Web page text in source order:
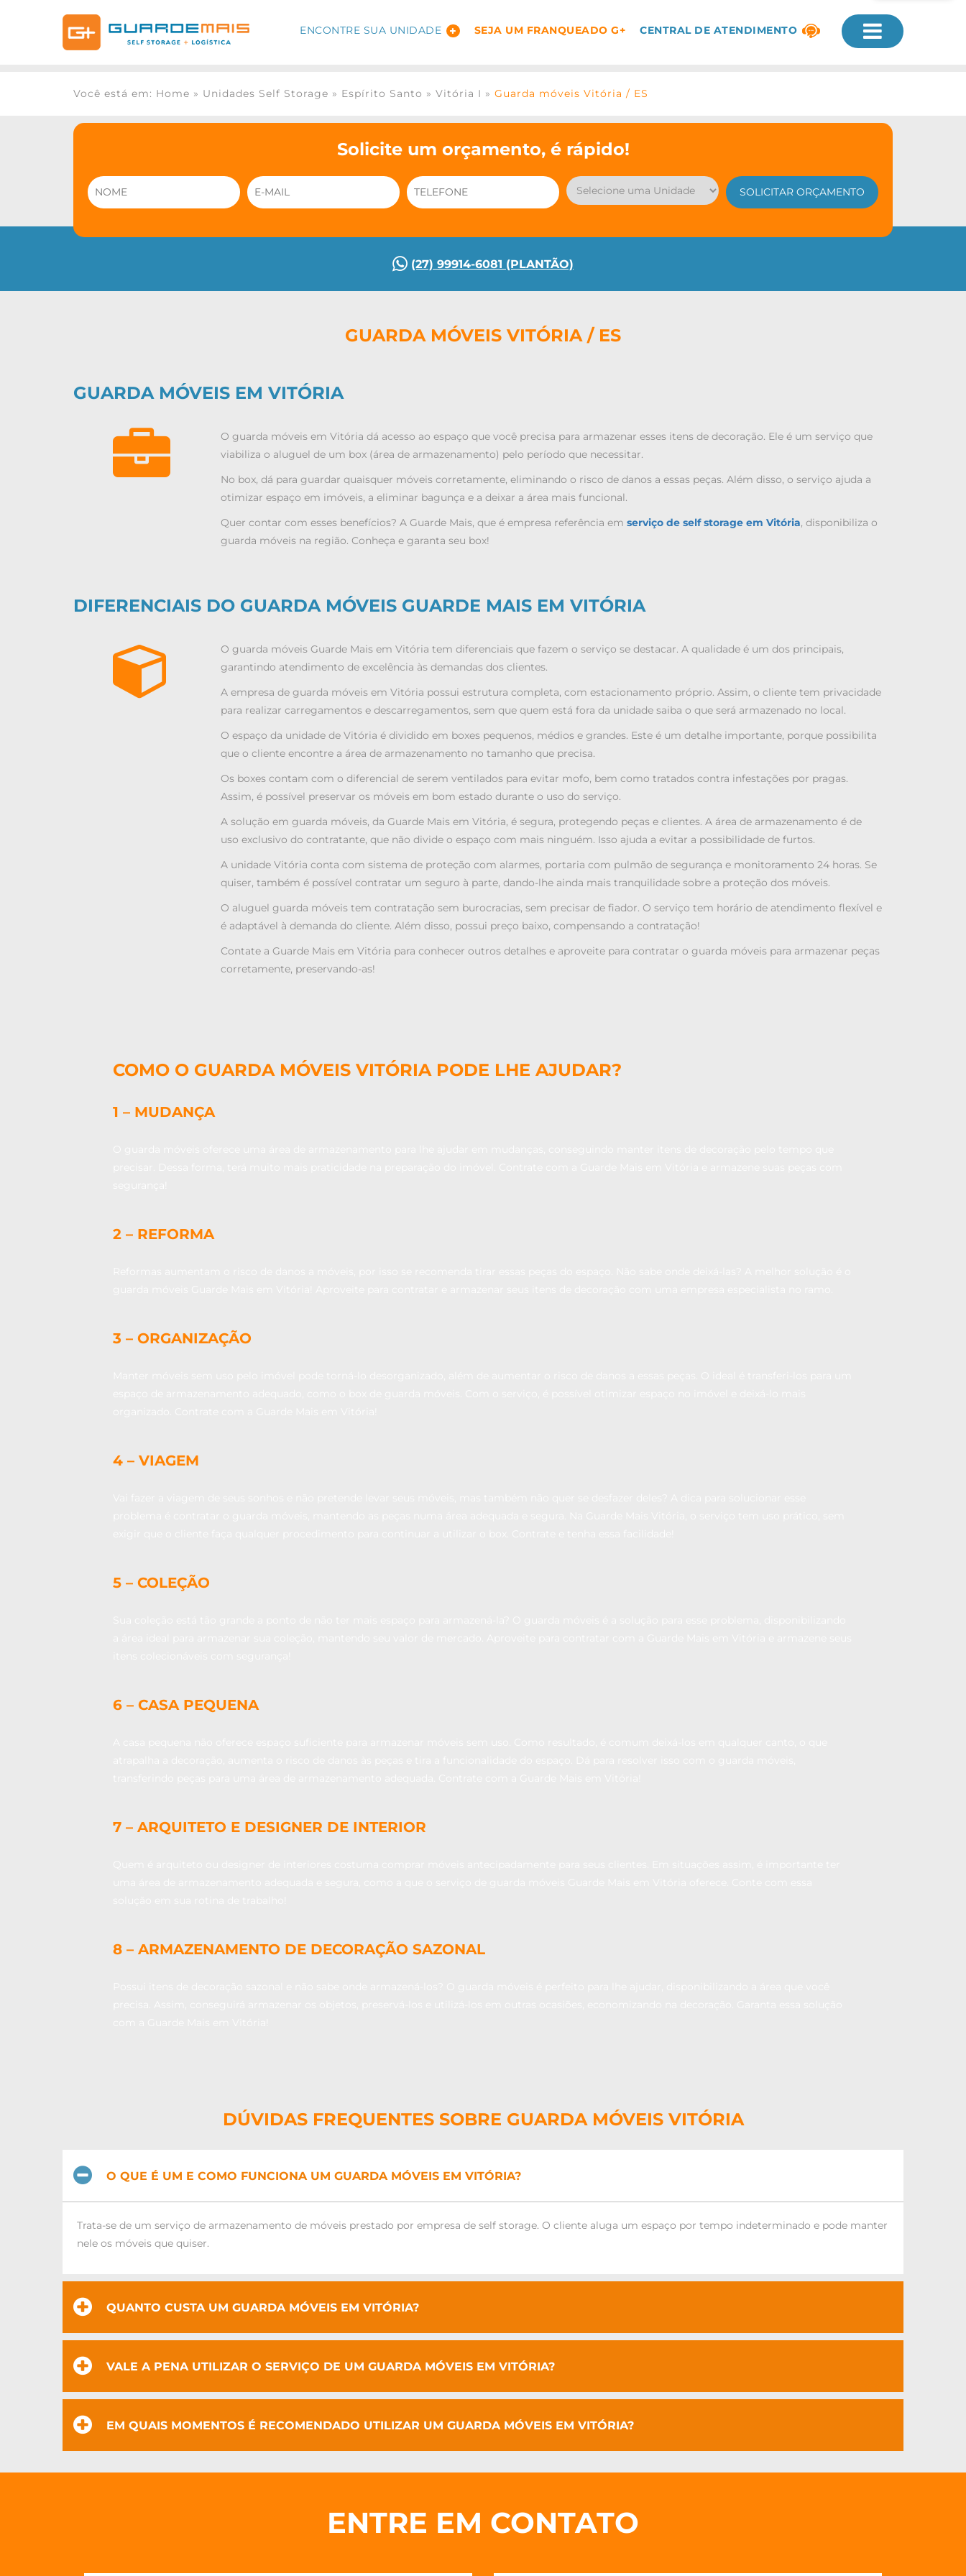
ENCONTRE SUA UNIDADE SEJA UM FRANQUEADO G+ CENTRAL DE ATENDIMENTO
Você está em: Home » Unidades Self Storage » Espírito Santo » Vitória I » Guarda móveis Vitória / ES
Solicite um orçamento, é rápido!
(27) 99914-6081 (PLANTÃO)
GUARDA MÓVEIS VITÓRIA / ES
GUARDA MÓVEIS EM VITÓRIA
O guarda móveis em Vitória dá acesso ao espaço que você precisa para armazenar esses itens de decoração. Ele é um serviço que
viabiliza o aluguel de um box (área de armazenamento) pelo período que necessitar.
No box, dá para guardar quaisquer móveis corretamente, eliminando o risco de danos a essas peças. Além disso, o serviço ajuda a
otimizar espaço em imóveis, a eliminar bagunça e a deixar a área mais funcional.
Quer contar com esses benefícios? A Guarde Mais, que é empresa referência em serviço de self storage em Vitória, disponibiliza o
guarda móveis na região. Conheça e garanta seu box!
DIFERENCIAIS DO GUARDA MÓVEIS GUARDE MAIS EM VITÓRIA
O guarda móveis Guarde Mais em Vitória tem diferenciais que fazem o serviço se destacar. A qualidade é um dos principais,
garantindo atendimento de excelência às demandas dos clientes.
A empresa de guarda móveis em Vitória possui estrutura completa, com estacionamento próprio. Assim, o cliente tem privacidade
para realizar carregamentos e descarregamentos, sem que quem está fora da unidade saiba o que será armazenado no local.
O espaço da unidade de Vitória é dividido em boxes pequenos, médios e grandes. Este é um detalhe importante, porque possibilita
que o cliente encontre a área de armazenamento no tamanho que precisa.
Os boxes contam com o diferencial de serem ventilados para evitar mofo, bem como tratados contra infestações por pragas.
Assim, é possível preservar os móveis em bom estado durante o uso do serviço.
A solução em guarda móveis, da Guarde Mais em Vitória, é segura, protegendo peças e clientes. A área de armazenamento é de
uso exclusivo do contratante, que não divide o espaço com mais ninguém. Isso ajuda a evitar a possibilidade de furtos.
A unidade Vitória conta com sistema de proteção com alarmes, portaria com pulmão de segurança e monitoramento 24 horas. Se
quiser, também é possível contratar um seguro à parte, dando-lhe ainda mais tranquilidade sobre a proteção dos móveis.
O aluguel guarda móveis tem contratação sem burocracias, sem precisar de fiador. O serviço tem horário de atendimento flexível e
é adaptável à demanda do cliente. Além disso, possui preço baixo, compensando a contratação!
Contate a Guarde Mais em Vitória para conhecer outros detalhes e aproveite para contratar o guarda móveis para armazenar peças
corretamente, preservando-as!
COMO O GUARDA MÓVEIS VITÓRIA PODE LHE AJUDAR?
1 – MUDANÇA
2 – REFORMA
3 – ORGANIZAÇÃO
4 – VIAGEM
5 – COLEÇÃO
6 – CASA PEQUENA
7 – ARQUITETO E DESIGNER DE INTERIOR
8 – ARMAZENAMENTO DE DECORAÇÃO SAZONAL
DÚVIDAS FREQUENTES SOBRE GUARDA MÓVEIS VITÓRIA
O QUE É UM E COMO FUNCIONA UM GUARDA MÓVEIS EM VITÓRIA?
Trata-se de um serviço de armazenamento de móveis prestado por empresa de self storage. O cliente aluga um espaço por tempo indeterminado e pode manter
nele os móveis que quiser.
QUANTO CUSTA UM GUARDA MÓVEIS EM VITÓRIA?
VALE A PENA UTILIZAR O SERVIÇO DE UM GUARDA MÓVEIS EM VITÓRIA?
EM QUAIS MOMENTOS É RECOMENDADO UTILIZAR UM GUARDA MÓVEIS EM VITÓRIA?
ENTRE EM CONTATO